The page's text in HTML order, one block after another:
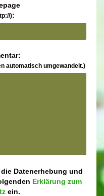
):
automatisch umgewandelt.)
Datenerhebung und
Erklärung zum
ein.